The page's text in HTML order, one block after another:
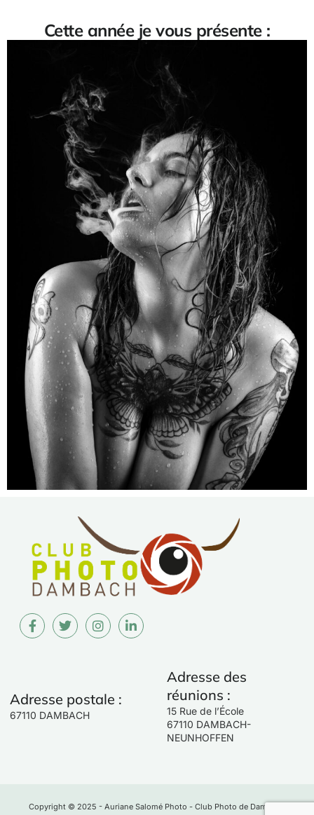
Cette année je vous présente :
Adresse postale :
67110 DAMBACH
Adresse des
réunions :
15 Rue de l’École
67110 DAMBACH-
NEUNHOFFEN
Copyright © 2025 - Auriane Salomé Photo - Club Photo de Dambach